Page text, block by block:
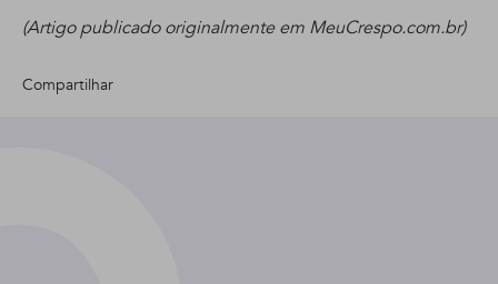
(Artigo publicado originalmente em MeuCrespo.com.br)
Compartilhar